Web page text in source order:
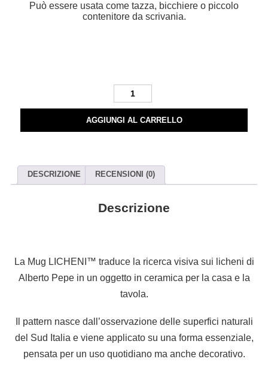
Può essere usata come tazza, bicchiere o piccolo
contenitore da scrivania.
LICHENI
Mug
LS02
grey
AGGIUNGI AL CARRELLO
DESCRIZIONE RECENSIONI (0)
Descrizione
La Mug LICHENI™ traduce la ricerca visiva sui licheni di
Alberto Pepe in un oggetto in ceramica per la casa e la
tavola.
Il pattern nasce dall’osservazione delle superfici naturali
del Sud Italia e viene applicato su una forma essenziale,
pensata per un uso quotidiano ma anche decorativo.